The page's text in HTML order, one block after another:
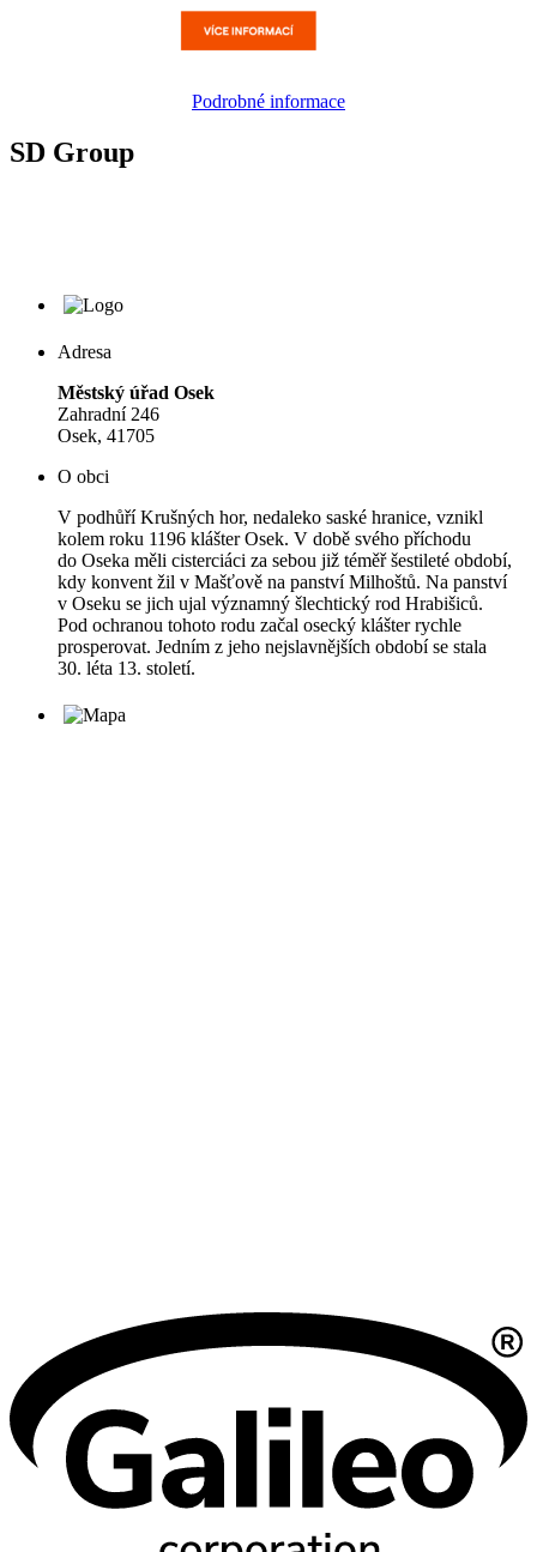
Podrobné informace
SD Group
Adresa
Městský úřad Osek
Zahradní 246
Osek, 41705
O obci
V podhůří Krušných hor, nedaleko saské hranice, vznikl
kolem roku 1196 klášter Osek. V době svého příchodu
do Oseka měli cisterciáci za sebou již téměř šestileté období,
kdy konvent žil v Mašťově na panství Milhoštů. Na panství
v Oseku se jich ujal významný šlechtický rod Hrabišiců.
Pod ochranou tohoto rodu začal osecký klášter rychle
prosperovat. Jedním z jeho nejslavnějších období se stala
30. léta 13. století.